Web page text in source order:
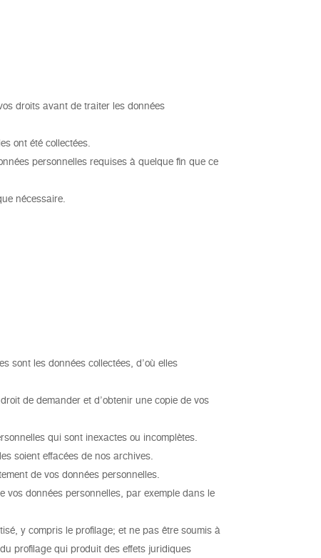
droits avant de traiter les données
ont été collectées.
personnelles requises à quelque fin que ce
nécessaire.
sont les données collectées, d’où elles
de demander et d’obtenir une copie de vos
qui sont inexactes ou incomplètes.
soient effacées de nos archives.
de vos données personnelles.
vos données personnelles, par exemple dans le
y compris le profilage; et ne pas être soumis à
profilage qui produit des effets juridiques